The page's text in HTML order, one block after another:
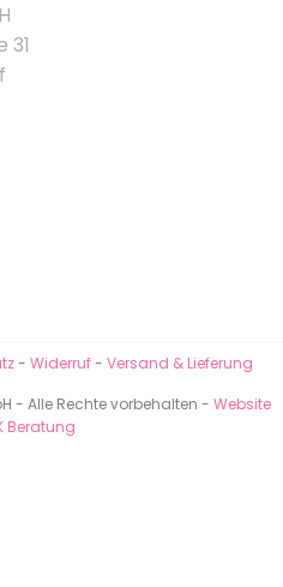
- Widerruf- Versand & Lieferung
- Alle Rechte vorbehalten - Website
Beratung